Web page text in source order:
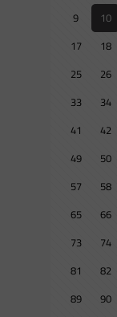
9
10
17
18
25
26
33
34
41
42
49
50
57
58
65
66
73
74
81
82
89
90